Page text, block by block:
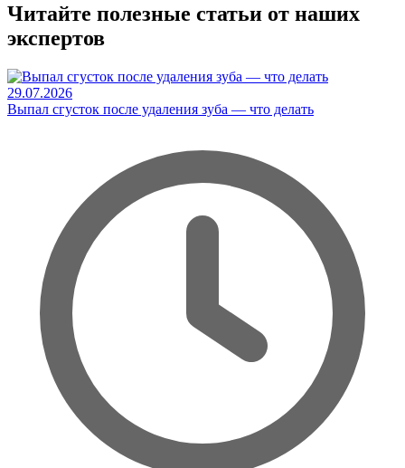
Читайте полезные статьи от наших
экспертов
29.07.2026
Выпал сгусток после удаления зуба — что делать